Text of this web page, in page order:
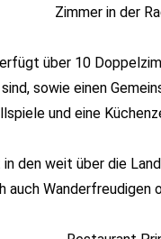
Zimmer in der
über 10
sowie einen
und eine
den weit über die
auch Wanderfreudigen